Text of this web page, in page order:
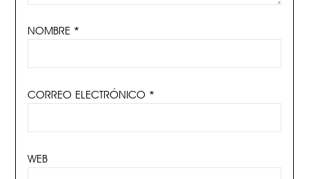
NOMBRE *
CORREO ELECTRÓNICO *
WEB